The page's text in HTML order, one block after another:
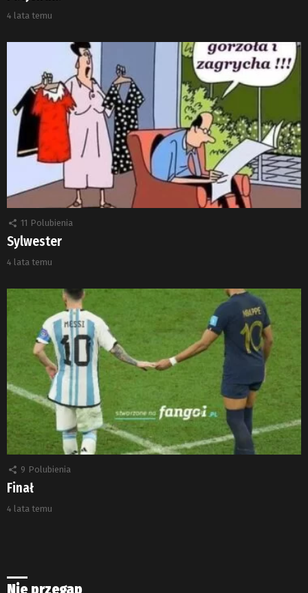
4 lata temu
11 Polubienia
Sylwester
4 lata temu
9 Polubienia
Finał
4 lata temu